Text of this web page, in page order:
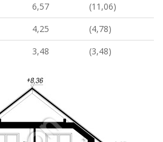
6,57
(11,06)
4,25
(4,78)
3,48 (3,48)